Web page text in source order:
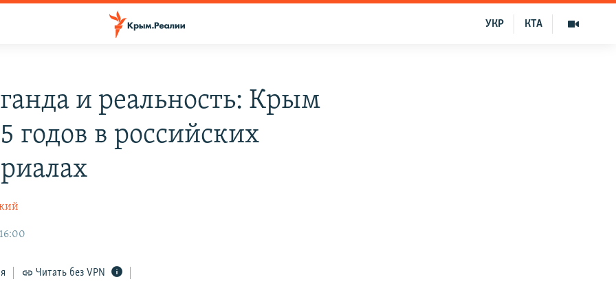
КТА
УКР
и реальность: Крым
годов в российских
Читать без VPN